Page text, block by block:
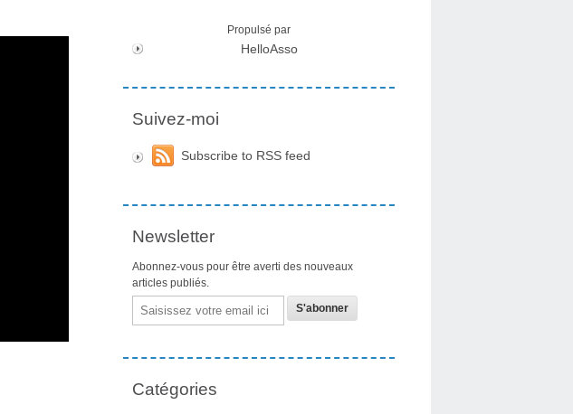
Propulsé par
HelloAsso
Suivez-moi
Subscribe to RSS feed
Newsletter
Abonnez-vous pour être averti des nouveaux
articles publiés.
Email
Catégories